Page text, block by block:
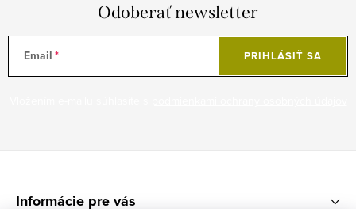
Odoberať newsletter
Email PRIHLÁSIŤ SA
Informácie pre vás